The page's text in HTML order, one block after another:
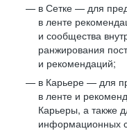
в Сетке — для
в ленте
и сообщества
ранжирования
и рекомендаций;
в Карьере — для
в ленте и
Карьеры, а также
информационных